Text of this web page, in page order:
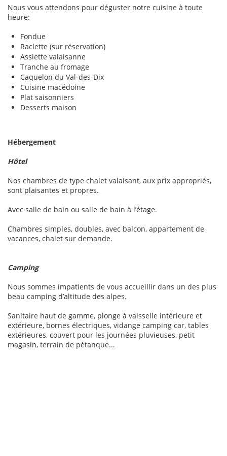
Nous vous attendons pour déguster notre cuisine à toute
heure:
Fondue
Raclette (sur réservation)
Assiette valaisanne
Tranche au fromage
Caquelon du Val-des-Dix
Cuisine macédoine
Plat saisonniers
Desserts maison
Hébergement
Hôtel
Nos chambres de type chalet valaisant, aux prix appropriés,
sont plaisantes et propres.
Avec salle de bain ou salle de bain à l’étage.
Chambres simples, doubles, avec balcon, appartement de
vacances, chalet sur demande.
Camping
Nous sommes impatients de vous accueillir dans un des plus
beau camping d’altitude des alpes.
Sanitaire haut de gamme, plonge à vaisselle intérieure et
extérieure, bornes électriques, vidange camping car, tables
extérieures, couvert pour les journées pluvieuses, petit
magasin, terrain de pétanque...